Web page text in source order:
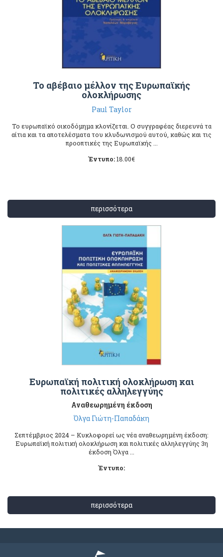
Το αβέβαιο μέλλον της Ευρωπαϊκής
ολοκλήρωσης
Paul Taylor
Το ευρωπαϊκό οικοδόμημα κλονίζεται. Ο συγγραφέας διερευνά τα
αίτια και τα αποτελέσματα του κλυδωνισμού αυτού, καθώς και τις
προοπτικές της Ευρωπαϊκής ...
Έντυπο:18.00€
περισσότερα
Ευρωπαϊκή πολιτική ολοκλήρωση και
πολιτικές αλληλεγγύης
Αναθεωρημένη έκδοση
Όλγα Γιώτη-Παπαδάκη
Σεπτέμβριος 2024 – Κυκλοφορεί ως νέα αναθεωρημένη έκδοση:
Ευρωπαϊκή πολιτική ολοκλήρωση και πολιτικές αλληλεγγύης 3η
έκδοση Όλγα ...
Έντυπο:
περισσότερα